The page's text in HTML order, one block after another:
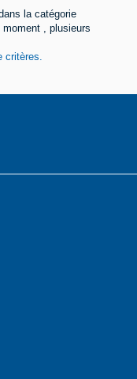
la catégorie
, plusieurs
critères.